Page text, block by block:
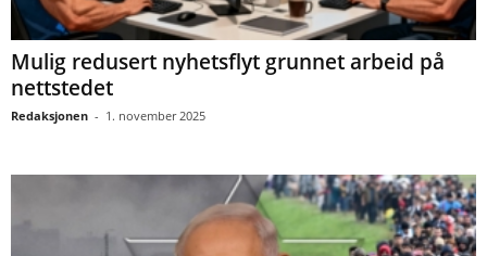
Mulig redusert nyhetsflyt grunnet arbeid på
nettstedet
Redaksjonen - 1. november 2025